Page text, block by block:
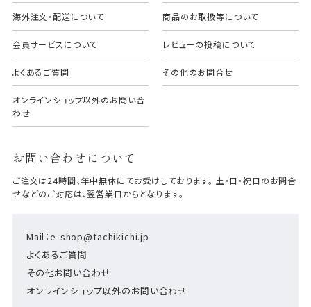
海外注文・配送について 商品のお取扱等について
会員サービスについて レビューの投稿について
よくあるご質問 その他のお問合せ
オンラインショップ以外のお問い合
わせ
お問い合わせについて
Mail：e-shop@tachikichi.jp
よくあるご質問
その他お問い合わせ
オンラインショップ以外のお問い合わせ
ご注文は24時間、年中無休にてお受けしております。 土・日・祝日のお問合
せなどのご対応は、翌営業日からとなります。